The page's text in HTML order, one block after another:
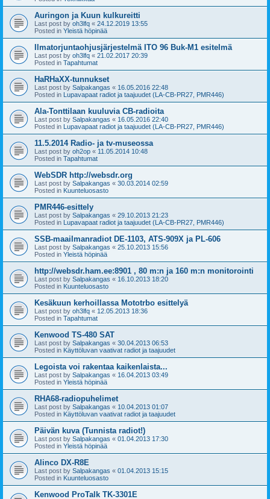
Auringon ja Kuun kulkureitti
Last post by oh3lfq « 24.12.2019 13:55
Posted in Yleistä höpinää
Ilmatorjuntaohjusjärjestelmä ITO 96 Buk-M1 esitelmä
Last post by oh3lfq « 21.02.2017 20:39
Posted in Tapahtumat
HaRHaXX-tunnukset
Last post by Salpakangas « 16.05.2016 22:48
Posted in Lupavapaat radiot ja taajuudet (LA-CB-PR27, PMR446)
Ala-Tonttilaan kuuluvia CB-radioita
Last post by Salpakangas « 16.05.2016 22:40
Posted in Lupavapaat radiot ja taajuudet (LA-CB-PR27, PMR446)
11.5.2014 Radio- ja tv-museossa
Last post by oh2op « 11.05.2014 10:48
Posted in Tapahtumat
WebSDR http://websdr.org
Last post by Salpakangas « 30.03.2014 02:59
Posted in Kuunteluosasto
PMR446-esittely
Last post by Salpakangas « 29.10.2013 21:23
Posted in Lupavapaat radiot ja taajuudet (LA-CB-PR27, PMR446)
SSB-maailmanradiot DE-1103, ATS-909X ja PL-606
Last post by Salpakangas « 25.10.2013 15:56
Posted in Yleistä höpinää
http://websdr.ham.ee:8901 , 80 m:n ja 160 m:n monitorointi
Last post by Salpakangas « 16.10.2013 18:20
Posted in Kuunteluosasto
Kesäkuun kerhoillassa Mototrbo esittelyä
Last post by oh3lfq « 12.05.2013 18:36
Posted in Tapahtumat
Kenwood TS-480 SAT
Last post by Salpakangas « 30.04.2013 06:53
Posted in Käyttöluvan vaativat radiot ja taajuudet
Legoista voi rakentaa kaikenlaista...
Last post by Salpakangas « 16.04.2013 03:49
Posted in Yleistä höpinää
RHA68-radiopuhelimet
Last post by Salpakangas « 10.04.2013 01:07
Posted in Käyttöluvan vaativat radiot ja taajuudet
Päivän kuva (Tunnista radiot!)
Last post by Salpakangas « 01.04.2013 17:30
Posted in Yleistä höpinää
Alinco DX-R8E
Last post by Salpakangas « 01.04.2013 15:15
Posted in Kuunteluosasto
Kenwood ProTalk TK-3301E